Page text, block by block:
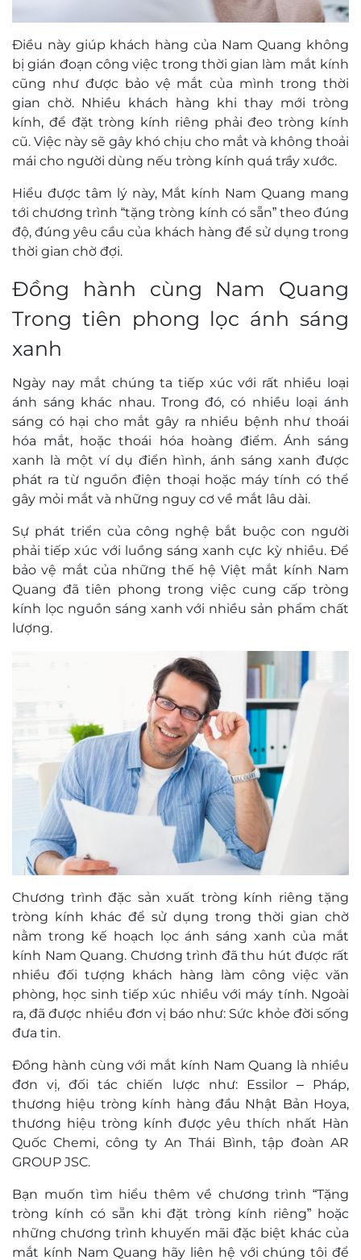
Điều này giúp khách hàng của Nam Quang không
bị gián đoạn công việc trong thời gian làm mắt kính
cũng như được bảo vệ mắt của mình trong thời
gian chờ. Nhiều khách hàng khi thay mới tròng
kính, để đặt tròng kính riêng phải đeo tròng kính
cũ. Việc này sẽ gây khó chịu cho mắt và không thoải
mái cho người dùng nếu tròng kính quá trầy xước.
Hiểu được tâm lý này, Mắt kính Nam Quang mang
tới chương trình “tặng tròng kính có sẵn” theo đúng
độ, đúng yêu cầu của khách hàng để sử dụng trong
thời gian chờ đợi.
Đồng hành cùng Nam Quang
Trong tiên phong lọc ánh sáng
xanh
Ngày nay mắt chúng ta tiếp xúc với rất nhiều loại
ánh sáng khác nhau. Trong đó, có nhiều loại ánh
sáng có hại cho mắt gây ra nhiều bệnh như thoái
hóa mắt, hoặc thoái hóa hoàng điểm. Ánh sáng
xanh là một ví dụ điển hình, ánh sáng xanh được
phát ra từ nguồn điện thoại hoặc máy tính có thể
gây mỏi mắt và những nguy cơ về mắt lâu dài.
Sự phát triển của công nghệ bắt buộc con người
phải tiếp xúc với luồng sáng xanh cực kỳ nhiều. Để
bảo vệ mắt của những thế hệ Việt mắt kính Nam
Quang đã tiên phong trong việc cung cấp tròng
kính lọc nguồn sáng xanh với nhiều sản phẩm chất
lượng.
Chương trình đặc sản xuất tròng kính riêng tặng
tròng kính khác để sử dụng trong thời gian chờ
nằm trong kế hoạch lọc ánh sáng xanh của mắt
kính Nam Quang. Chương trình đã thu hút được rất
nhiều đối tượng khách hàng làm công việc văn
phòng, học sinh tiếp xúc nhiều với máy tính. Ngoài
ra, đã được nhiều đơn vị báo như: Sức khỏe đời sống
đưa tin.
Đồng hành cùng với mắt kính Nam Quang là nhiều
đơn vị, đối tác chiến lược như: Essilor – Pháp,
thương hiệu tròng kính hàng đầu Nhật Bản Hoya,
thương hiệu tròng kính được yêu thích nhất Hàn
Quốc Chemi, công ty An Thái Bình, tập đoàn AR
GROUP JSC.
Bạn muốn tìm hiểu thêm về chương trình “Tặng
tròng kính có sẵn khi đặt tròng kính riêng” hoặc
những chương trình khuyến mãi đặc biệt khác của
mắt kính Nam Quang hãy liên hệ với chúng tôi để